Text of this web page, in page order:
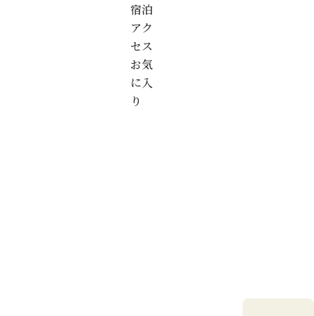
宿泊
アク
セス
お気
に入
り